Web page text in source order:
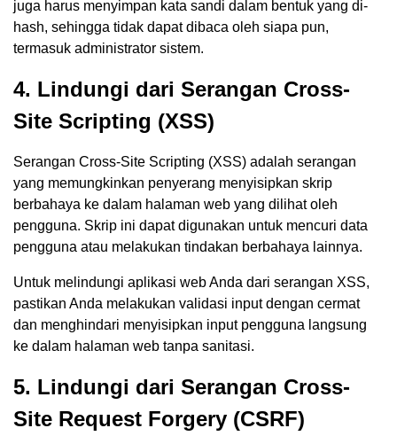
juga harus menyimpan kata sandi dalam bentuk yang di-
hash, sehingga tidak dapat dibaca oleh siapa pun,
termasuk administrator sistem.
4. Lindungi dari Serangan Cross-
Site Scripting (XSS)
Serangan Cross-Site Scripting (XSS) adalah serangan
yang memungkinkan penyerang menyisipkan skrip
berbahaya ke dalam halaman web yang dilihat oleh
pengguna. Skrip ini dapat digunakan untuk mencuri data
pengguna atau melakukan tindakan berbahaya lainnya.
Untuk melindungi aplikasi web Anda dari serangan XSS,
pastikan Anda melakukan validasi input dengan cermat
dan menghindari menyisipkan input pengguna langsung
ke dalam halaman web tanpa sanitasi.
5. Lindungi dari Serangan Cross-
Site Request Forgery (CSRF)